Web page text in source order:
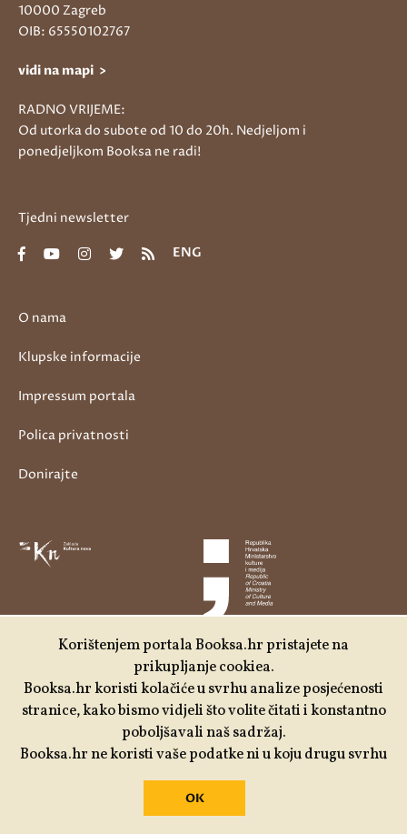
O nama
Klupske informacije
Impressum portala
Polica privatnosti
Donirajte
10000 Zagreb
OIB: 65550102767
vidi na mapi >
RADNO VRIJEME:
Od utorka do subote od 10 do 20h. Nedjeljom i
ponedjeljkom Booksa ne radi!
Tjedni newsletter
ENG
Korištenjem portala Booksa.hr pristajete na
prikupljanje cookiea.
Booksa.hr koristi kolačiće u svrhu analize posjećenosti
stranice, kako bismo vidjeli što volite čitati i konstantno
poboljšavali naš sadržaj.
Booksa.hr ne koristi vaše podatke ni u koju drugu svrhu
OK